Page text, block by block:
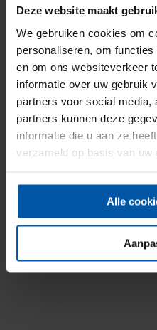
Deze website maakt
We gebruiken cookies om
personaliseren, om
en om ons websiteverkeer
informatie over uw gebruik
partners voor social media,
partners kunnen deze
informatie die u aan ze
verzameld op basis van uw
Alle
criminelen af te schrikken.
Deel deze pagina Facebook
KOFFIE? VAN HARTE
Onderlinge Brandverzekering
Blaankamp 5-A
info@onderlinge-